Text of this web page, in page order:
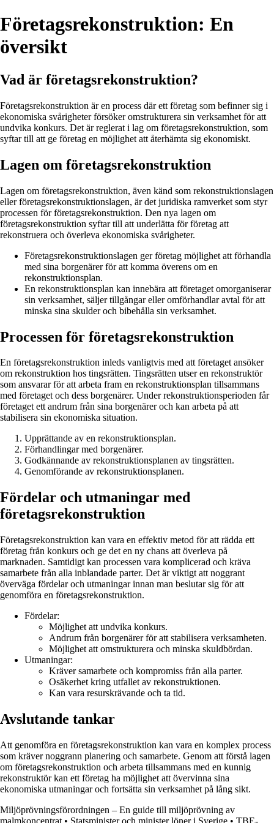
Företagsrekonstruktion: En
översikt
Vad är företagsrekonstruktion?
Företagsrekonstruktion är en process där ett företag som befinner sig i
ekonomiska svårigheter försöker omstrukturera sin verksamhet för att
undvika konkurs. Det är reglerat i lag om företagsrekonstruktion, som
syftar till att ge företag en möjlighet att återhämta sig ekonomiskt.
Lagen om företagsrekonstruktion
Lagen om företagsrekonstruktion, även känd som rekonstruktionslagen
eller företagsrekonstruktionslagen, är det juridiska ramverket som styr
processen för företagsrekonstruktion. Den nya lagen om
företagsrekonstruktion syftar till att underlätta för företag att
rekonstruera och överleva ekonomiska svårigheter.
Företagsrekonstruktionslagen ger företag möjlighet att förhandla
med sina borgenärer för att komma överens om en
rekonstruktionsplan.
En rekonstruktionsplan kan innebära att företaget omorganiserar
sin verksamhet, säljer tillgångar eller omförhandlar avtal för att
minska sina skulder och bibehålla sin verksamhet.
Processen för företagsrekonstruktion
En företagsrekonstruktion inleds vanligtvis med att företaget ansöker
om rekonstruktion hos tingsrätten. Tingsrätten utser en rekonstruktör
som ansvarar för att arbeta fram en rekonstruktionsplan tillsammans
med företaget och dess borgenärer. Under rekonstruktionsperioden får
företaget ett andrum från sina borgenärer och kan arbeta på att
stabilisera sin ekonomiska situation.
Upprättande av en rekonstruktionsplan.
Förhandlingar med borgenärer.
Godkännande av rekonstruktionsplanen av tingsrätten.
Genomförande av rekonstruktionsplanen.
Fördelar och utmaningar med
företagsrekonstruktion
Företagsrekonstruktion kan vara en effektiv metod för att rädda ett
företag från konkurs och ge det en ny chans att överleva på
marknaden. Samtidigt kan processen vara komplicerad och kräva
samarbete från alla inblandade parter. Det är viktigt att noggrant
överväga fördelar och utmaningar innan man beslutar sig för att
genomföra en företagsrekonstruktion.
Fördelar:
Möjlighet att undvika konkurs.
Andrum från borgenärer för att stabilisera verksamheten.
Möjlighet att omstrukturera och minska skuldbördan.
Utmaningar:
Kräver samarbete och kompromiss från alla parter.
Osäkerhet kring utfallet av rekonstruktionen.
Kan vara resurskrävande och ta tid.
Avslutande tankar
Att genomföra en företagsrekonstruktion kan vara en komplex process
som kräver noggrann planering och samarbete. Genom att förstå lagen
om företagsrekonstruktion och arbeta tillsammans med en kunnig
rekonstruktör kan ett företag ha möjlighet att övervinna sina
ekonomiska utmaningar och fortsätta sin verksamhet på lång sikt.
Miljöprövningsförordningen – En guide till miljöprövning av
malmkoncentrat • Statsminister och minister löner i Sverige • TBE-